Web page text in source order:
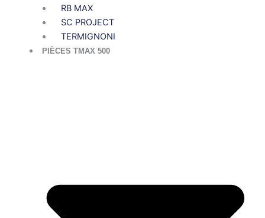
RB MAX
SC PROJECT
TERMIGNONI
PIÈCES TMAX 500